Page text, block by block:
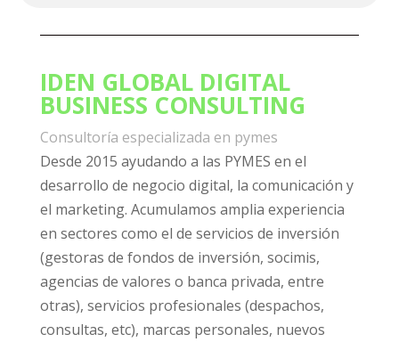
IDEN GLOBAL DIGITAL
BUSINESS CONSULTING
Consultoría especializada en pymes
Desde 2015 ayudando a las PYMES en el
desarrollo de negocio digital, la comunicación y
el marketing. Acumulamos amplia experiencia
en sectores como el de servicios de inversión
(gestoras de fondos de inversión, socimis,
agencias de valores o banca privada, entre
otras), servicios profesionales (despachos,
consultas, etc), marcas personales, nuevos